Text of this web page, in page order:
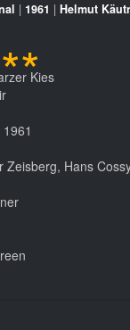
| 1961 | Helmut
Kies
1961
Zeisberg, Hans